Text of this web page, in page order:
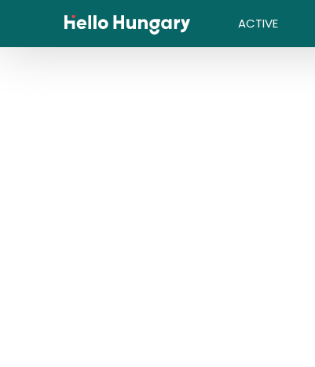
Skip to content ACTIVE